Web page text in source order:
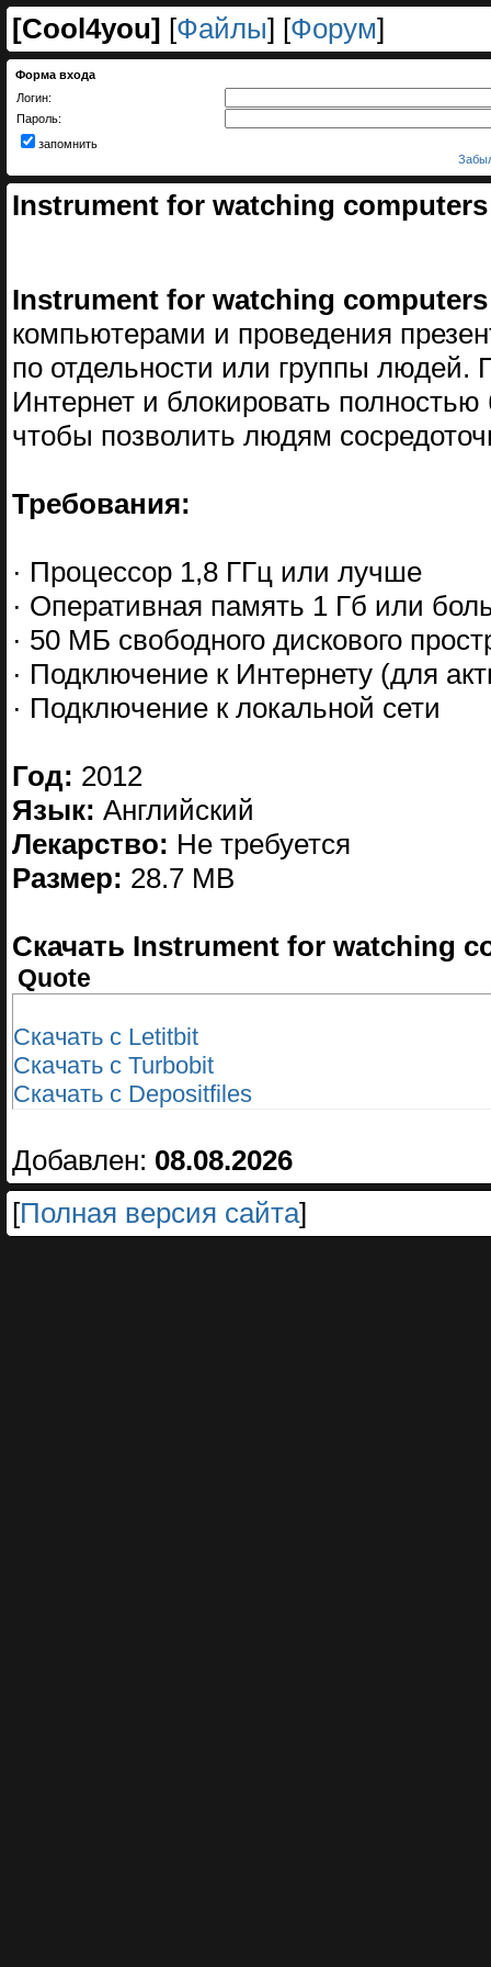
[Cool4you] [Файлы] [Форум]
Форма входа
Логин:
Пароль:
запомнить
Instrument for watching computers
Instrument for watching computers
компьютерами и проведения
по отдельности или группы людей.
Интернет и блокировать
чтобы позволить людям
Требования:
· Процессор 1,8 ГГц или лучше
· Оперативная память 1 Гб или
· 50 МБ свободного дискового
· Подключение к Интернету (для
· Подключение к локальной сети
Год: 2012
Язык: Английский
Лекарство: Не требуется
Размер: 28.7 MB
Скачать Instrument for watching
Quote
Скачать с Letitbit
Скачать с Turbobit
Скачать с Depositfiles
Добавлен: 08.08.2026
[Полная версия сайта]